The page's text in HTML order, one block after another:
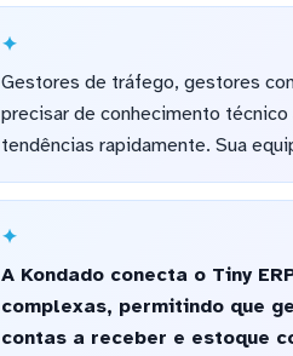
Gestores de tráfego, gestores
precisar de conhecimento
tendências rapidamente. Sua
A Kondado conecta o Tiny
complexas, permitindo que
contas a receber e estoque